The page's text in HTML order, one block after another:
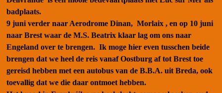
badplaats.
9 juni verder naar Aerodrome Dinan, Morlaix , en op 10 juni
naar Brest waar de M.S. Beatrix klaar lag om ons naar
Engeland over te brengen. Ik moge hier even tusschen beide
brengen dat we heel de reis vanaf Oostburg af tot Brest toe
gereisd hebben met een autobus van de B.B.A. uit Breda, ook
toevallig dat we die daar ontmoet hebben.